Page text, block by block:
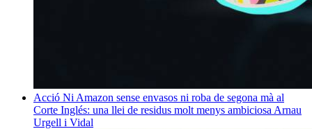
Acció Ni Amazon sense envasos ni roba de segona mà al
Corte Inglés: una llei de residus molt menys ambiciosa Arnau
Urgell i Vidal